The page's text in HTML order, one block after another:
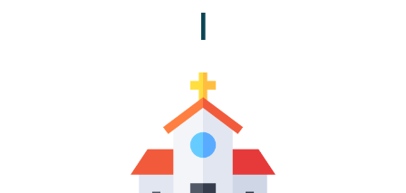
|